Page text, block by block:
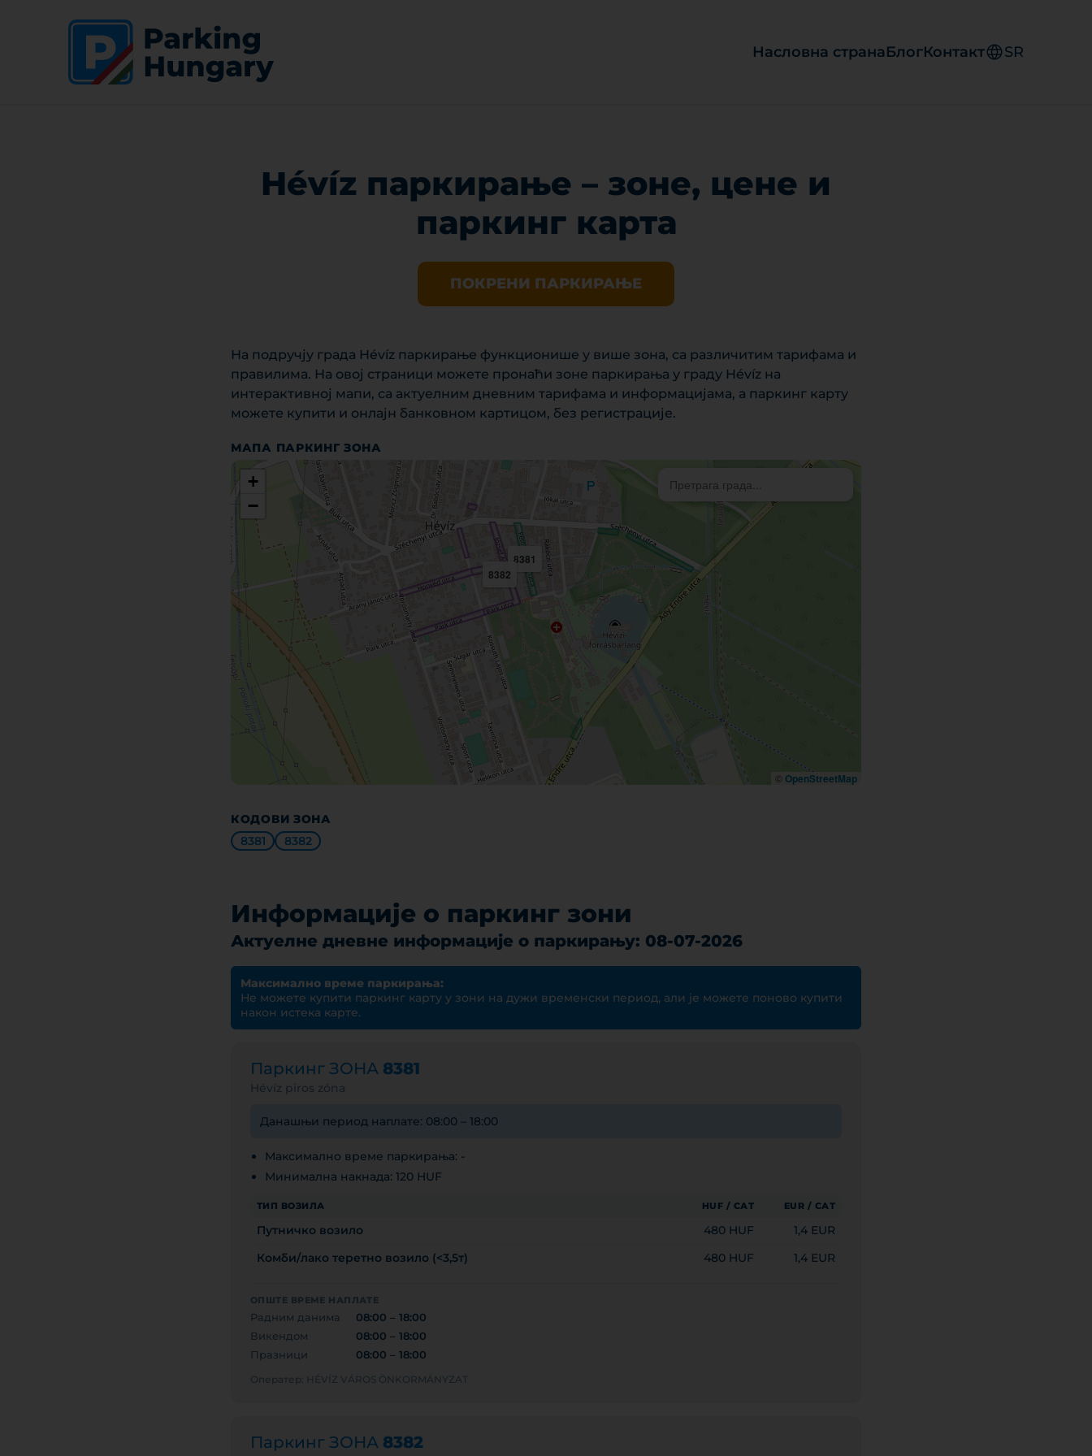
Насловна странаБлогКонтакт SR
Hévíz паркирање – зоне, цене и
паркинг карта
ПОКРЕНИ ПАРКИРАЊЕ
На подручју града Hévíz паркирање функционише у више зона, са различитим тарифама и
правилима. На овој страници можете пронаћи зоне паркирања у граду Hévíz на
интерактивној мапи, са актуелним дневним тарифама и информацијама, а паркинг карту
можете купити и онлајн банковном картицом, без регистрације.
МАПА ПАРКИНГ ЗОНА
8381
8382
+
−
© OpenStreetMap
КОДОВИ ЗОНА
8381
8382
Информације о паркинг зони
Актуелне дневне информације о паркирању: 08-07-2026
Максимално време паркирања:
Не можете купити паркинг карту у зони на дужи временски период, али је можете поново купити
након истека карте.
Паркинг ЗОНА 8381
Hévíz piros zóna
Данашњи период наплате: 08:00 – 18:00
Максимално време паркирања: -
Минимална накнада: 120 HUF
ТИП ВОЗИЛА HUF / САТ EUR / САТ
Путничко возило 480 HUF
1,4 EUR
Комби/лако теретно возило (<3,5т)
480 HUF 1,4 EUR
ОПШТЕ ВРЕМЕ НАПЛАТЕ
Радним данима
08:00 – 18:00
Викендом
08:00 – 18:00
Празници
08:00 – 18:00
Оператер: HÉVÍZ VÁROS ÖNKORMÁNYZAT
Паркинг ЗОНА 8382